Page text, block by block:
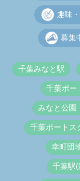
趣味
募集
千葉みなと駅
千葉ポー
みなと公園
千葉ポートス
幸町団
千葉駅(